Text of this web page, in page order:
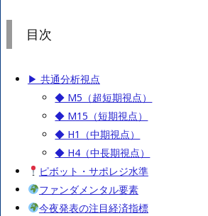
目次
▶ 共通分析視点
◆ M5（超短期視点）
◆ M15（短期視点）
◆ H1（中期視点）
◆ H4（中長期視点）
ピボット・サポレジ水準
ファンダメンタル要素
今夜発表の注目経済指標